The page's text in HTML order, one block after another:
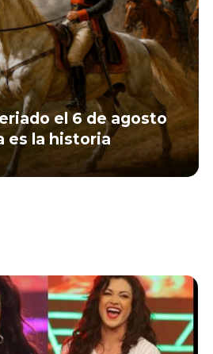
el 6 de agosto
es la historia